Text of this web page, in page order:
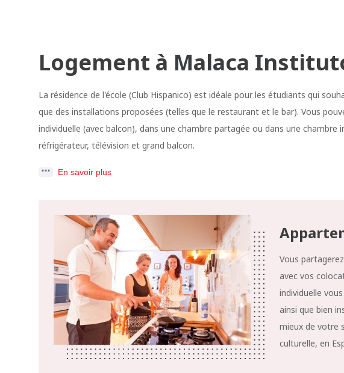
Logement à Malaca
La résidence de l'école (Club Hispanico) est idéale pour les étudiants qui
que des installations proposées (telles que le restaurant et le bar). Vous
individuelle (avec balcon), dans une chambre partagée ou dans une chambre
réfrigérateur, télévision et grand balcon.
En savoir plus
Vous
avec vos
individuelle
ainsi que bien
mieux de votre
culturelle, en